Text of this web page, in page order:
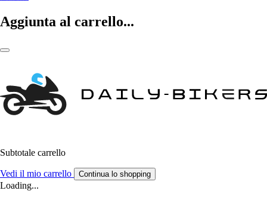
Aggiunta al carrello...
Subtotale carrello
Vedi il mio carrello Continua lo shopping
Loading...